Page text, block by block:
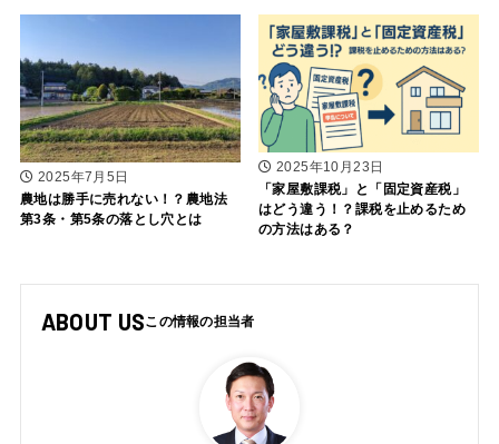
2025年7月5日
農地は勝手に売れない！？農地法
第3条・第5条の落とし穴とは
2025年10月23日
「家屋敷課税」と「固定資産税」
はどう違う！？課税を止めるため
の方法はある？
ABOUT US